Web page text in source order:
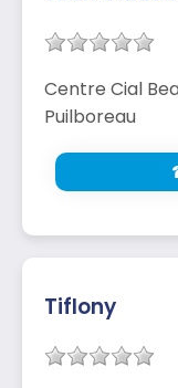
Centre Cial
Puilboreau
Tiflony